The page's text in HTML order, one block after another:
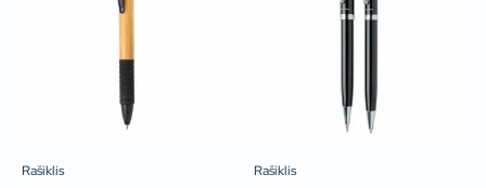
Rašiklis Rašiklis